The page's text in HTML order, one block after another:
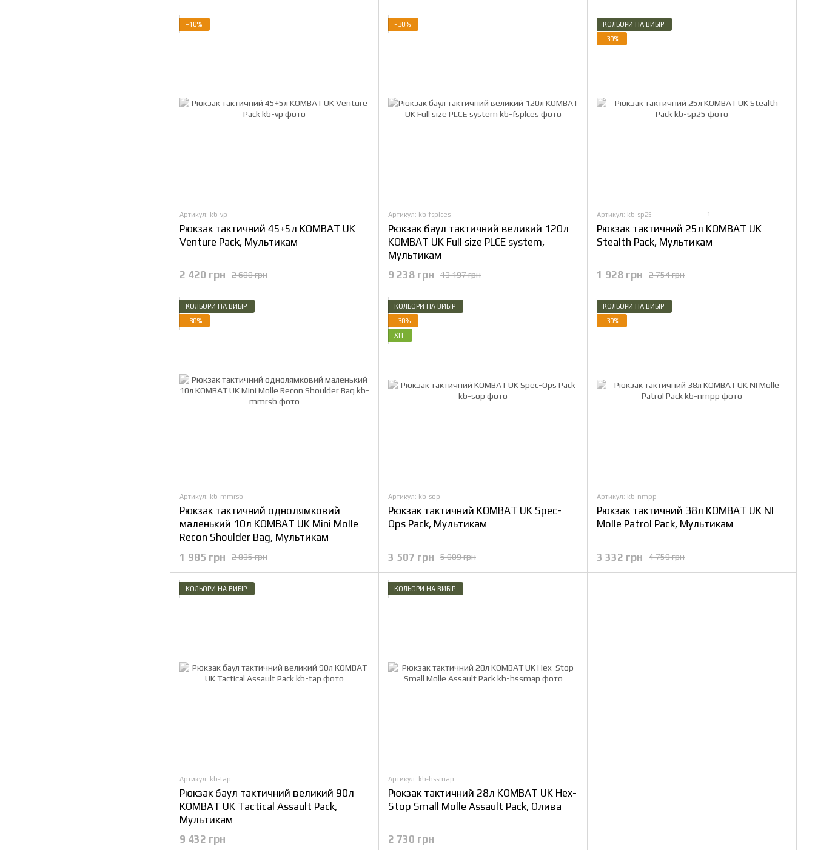
−10%
Артикул: kb-vp
Рюкзак тактичний 45+5л KOMBAT UK
Venture Pack, Мультикам
2 688 грн
2 420 грн
−30%
Артикул: kb-fsplces
Рюкзак баул тактичний великий 120л
KOMBAT UK Full size PLCE system,
Мультикам
13 197 грн
9 238 грн
КОЛЬОРИ НА ВИБІР
−30%
Артикул: kb-sp25 1
Рюкзак тактичний 25л KOMBAT UK
Stealth Pack, Мультикам
2 754 грн
1 928 грн
КОЛЬОРИ НА ВИБІР
−30%
Артикул: kb-mmrsb
Рюкзак тактичний однолямковий
маленький 10л KOMBAT UK Mini Molle
Recon Shoulder Bag, Мультикам
2 835 грн
1 985 грн
КОЛЬОРИ НА ВИБІР
−30%
ХІТ
Артикул: kb-sop
Рюкзак тактичний KOMBAT UK Spec-
Ops Pack, Мультикам
5 009 грн
3 507 грн
КОЛЬОРИ НА ВИБІР
−30%
Артикул: kb-nmpp
Рюкзак тактичний 38л KOMBAT UK NI
Molle Patrol Pack, Мультикам
4 759 грн
3 332 грн
КОЛЬОРИ НА ВИБІР
Артикул: kb-tap
Рюкзак баул тактичний великий 90л
KOMBAT UK Tactical Assault Pack,
Мультикам
9 432 грн
КОЛЬОРИ НА ВИБІР
Артикул: kb-hssmap
Рюкзак тактичний 28л KOMBAT UK Hex-
Stop Small Molle Assault Pack, Олива
2 730 грн